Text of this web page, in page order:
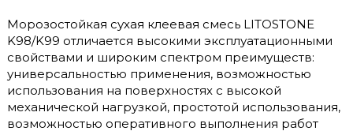
Морозостойкая сухая клеевая смесь LITOSTONE
K98/K99 отличается высокими эксплуатационными
свойствами и широким спектром преимуществ:
универсальностью применения, возможностью
использования на поверхностях с высокой
механической нагрузкой, простотой использования,
возможностью оперативного выполнения работ